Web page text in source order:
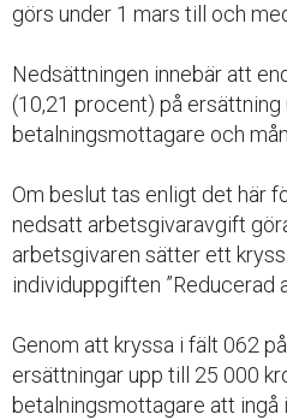
görs under 1 mars till och
Nedsättningen innebär att
(10,21 procent) på
betalningsmottagare och
Om beslut tas enligt det här
nedsatt arbetsgivaravgift
arbetsgivaren sätter ett
individuppgiften ”Reducerad
Genom att kryssa i fält 062
ersättningar upp till 25 000
betalningsmottagare att